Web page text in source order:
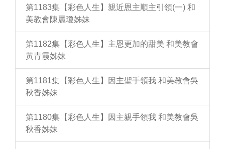
第1183集【彩色人生】親近恩主順主引領(一) 和
美教會陳麗瓊姊妹
第1182集【彩色人生】主恩更加的甜美 和美教會
黃青霞姊妹
第1181集【彩色人生】因主聖手領我 和美教會吳
秋香姊妹
第1180集【彩色人生】因主親手領我 和美教會吳
秋香姊妹